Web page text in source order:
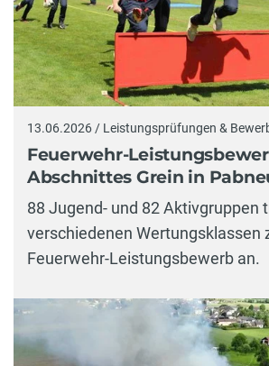
13.06.2026 / Leistungsprüfungen &
Feuerwehr-
Abschnittes Grein in
88 Jugend- und 82 Aktivgruppen
verschiedenen Wertungsklassen
Feuerwehr-Leistungsbewerb an.